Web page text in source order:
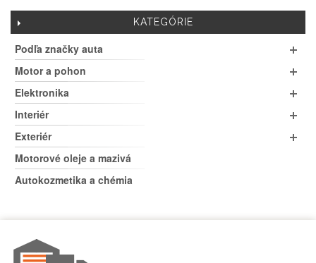
KATEGÓRIE
Podľa značky auta
Motor a pohon
Elektronika
Interiér
Exteriér
Motorové oleje a mazivá
Autokozmetika a chémia